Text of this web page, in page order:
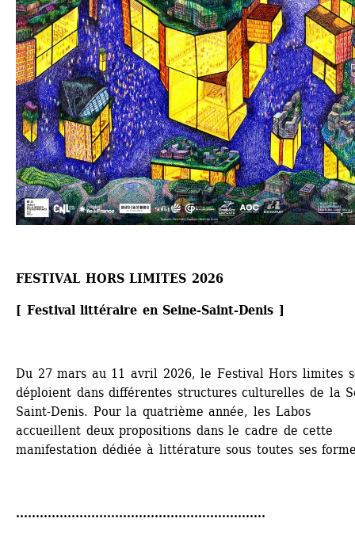
FESTIVAL HORS LIMITES 2026
[ Festival littéraire en Seine-Saint-Denis ]
Du 27 mars au 11 avril 2026, le Festival Hors limites
déploient dans différentes structures culturelles de la
Saint-Denis. Pour la quatrième année, les Labos
accueillent deux propositions dans le cadre de cette
manifestation dédiée à littérature sous toutes ses
...............................................................